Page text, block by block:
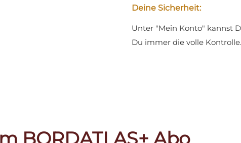
Deine Sicherheit:
Unter "Mein Konto" kannst
Du immer die volle Kontrolle.
BORDATLAS+ Abo